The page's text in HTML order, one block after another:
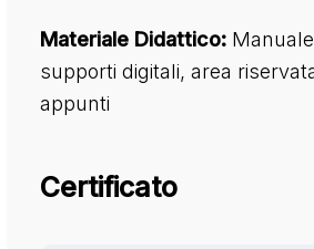
Materiale Didattico:
supporti digitali, area
appunti
Certificato